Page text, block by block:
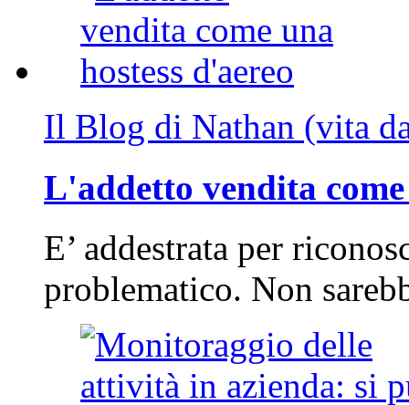
Il Blog di Nathan (vita
L'addetto vendita
E’ addestrata per
problematico. Non